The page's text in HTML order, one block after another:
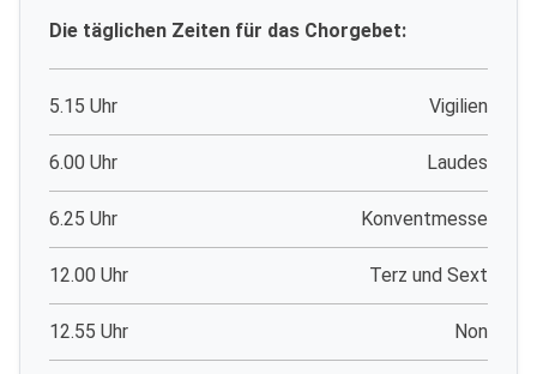
Die täglichen Zeiten für das Chorgebet:
5.15 Uhr Vigilien
6.00 Uhr Laudes
6.25 Uhr Konventmesse
12.00 Uhr Terz und Sext
12.55 Uhr Non